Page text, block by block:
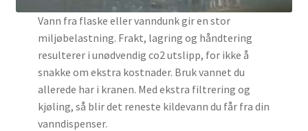
Vann fra flaske eller vanndunk gir en stor
miljøbelastning. Frakt, lagring og håndtering
resulterer i unødvendig co2 utslipp, for ikke å
snakke om ekstra kostnader. Bruk vannet du
allerede har i kranen. Med ekstra filtrering og
kjøling, så blir det reneste kildevann du får fra din
vanndispenser.